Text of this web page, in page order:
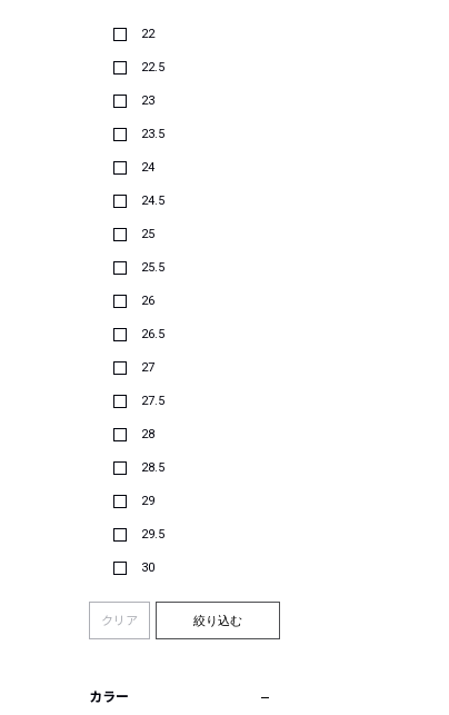
22
22.5
23
23.5
24
24.5
25
25.5
26
26.5
27
27.5
28
28.5
29
29.5
30
クリア 絞り込む
カラー